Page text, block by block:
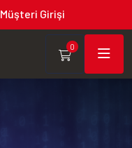
Müşteri Girişi
0